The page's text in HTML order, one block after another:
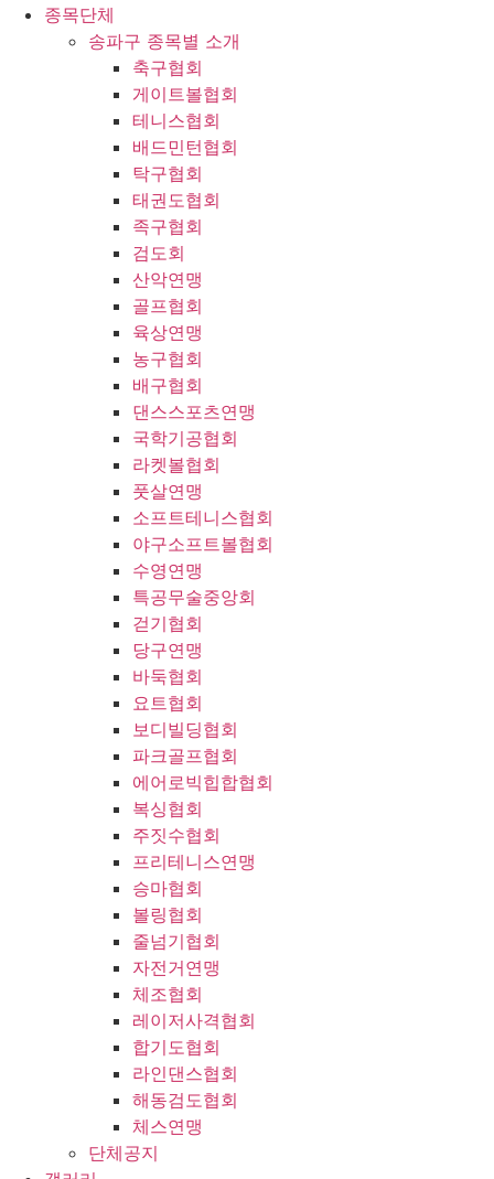
종목단체
송파구 종목별 소개
축구협회
게이트볼협회
테니스협회
배드민턴협회
탁구협회
태권도협회
족구협회
검도회
산악연맹
골프협회
육상연맹
농구협회
배구협회
댄스스포츠연맹
국학기공협회
라켓볼협회
풋살연맹
소프트테니스협회
야구소프트볼협회
수영연맹
특공무술중앙회
걷기협회
당구연맹
바둑협회
요트협회
보디빌딩협회
파크골프협회
에어로빅힙합협회
복싱협회
주짓수협회
프리테니스연맹
승마협회
볼링협회
줄넘기협회
자전거연맹
체조협회
레이저사격협회
합기도협회
라인댄스협회
해동검도협회
체스연맹
단체공지